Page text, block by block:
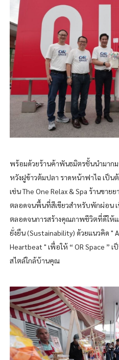
พร้อมด้วยร้านค้าพันธมิตรชั้นนำมากม
หวังฝูข้าวต้มปลา ราดหน้าฟาไฉ เป็น
เช่น The One Relax & Spa ร้านขา
ตลอดจนพื้นที่สีเขียวสำหรับพักผ่อน
ตลอดจนการสร้างคุณภาพชีวิตที่ดีให้
ยั่งยืน (Sustainability) ด้วยแนวคิด "
Heartbeat " เพื่อให้ “ OR Space
สไตล์ใกล้บ้านคุณ